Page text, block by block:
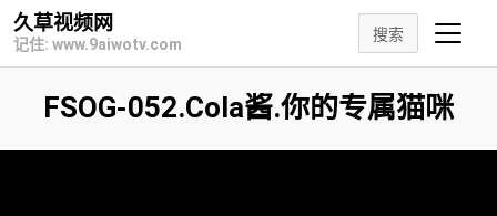
久草视频网
记住: www.9aiwotv.com
搜索
FSOG-052.Cola酱.你的专属猫咪